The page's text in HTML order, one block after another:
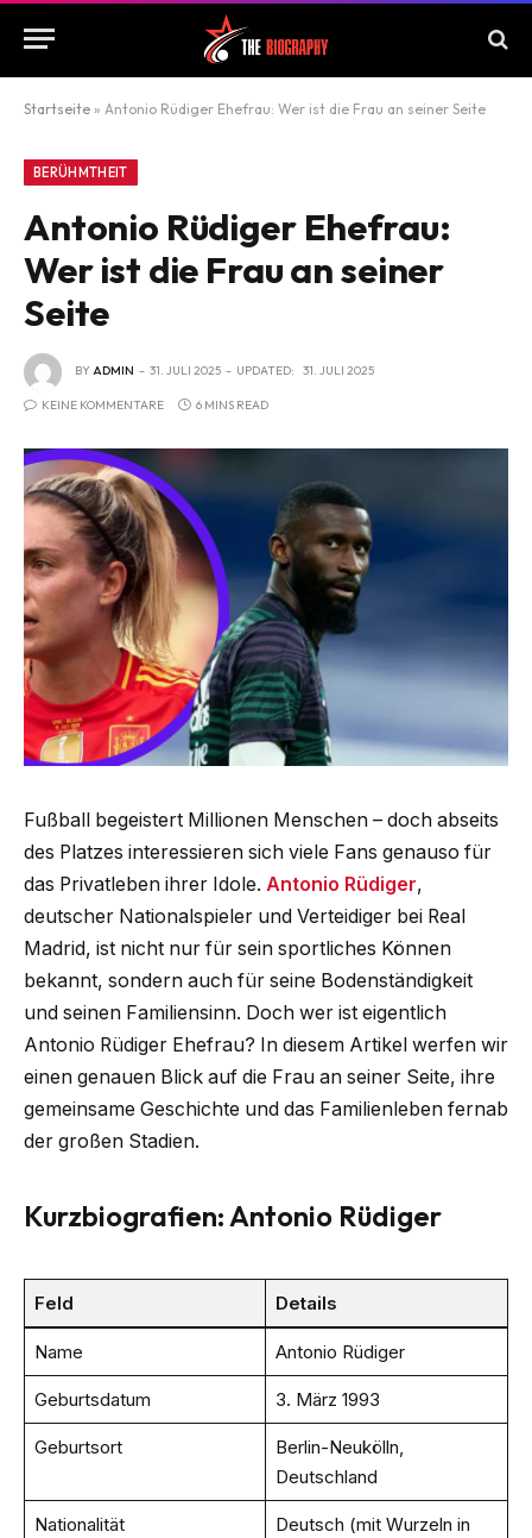
Startseite » Antonio Rüdiger Ehefrau: Wer ist die Frau an seiner Seite
BERÜHMTHEIT
Antonio Rüdiger Ehefrau:
Wer ist die Frau an seiner
Seite
BYADMIN 31. JULI 2025 UPDATED: 31. JULI 2025
KEINE KOMMENTARE 6 MINS READ
Fußball begeistert Millionen Menschen – doch abseits
des Platzes interessieren sich viele Fans genauso für
das Privatleben ihrer Idole. Antonio Rüdiger,
deutscher Nationalspieler und Verteidiger bei Real
Madrid, ist nicht nur für sein sportliches Können
bekannt, sondern auch für seine Bodenständigkeit
und seinen Familiensinn. Doch wer ist eigentlich
Antonio Rüdiger Ehefrau? In diesem Artikel werfen wir
einen genauen Blick auf die Frau an seiner Seite, ihre
gemeinsame Geschichte und das Familienleben fernab
der großen Stadien.
Kurzbiografien: Antonio Rüdiger
Feld Details
Name Antonio Rüdiger
Geburtsdatum 3. März 1993
Geburtsort
Berlin-Neukölln,
Deutschland
Nationalität
Deutsch (mit Wurzeln in